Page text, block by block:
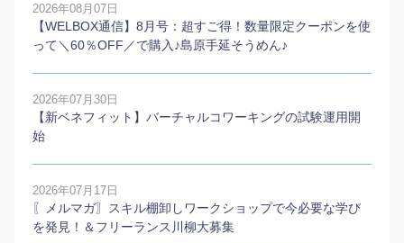
2026年08月07日
【WELBOX通信】8月号：超すご得！数量限定クーポンを使
って＼60％OFF／で購入♪島原手延そうめん♪
2026年07月30日
【新ベネフィット】バーチャルコワーキングの試験運用開
始
2026年07月17日
〖メルマガ〗スキル棚卸しワークショップで今必要な学び
を発見！＆フリーランス川柳大募集